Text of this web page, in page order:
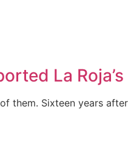
La
them. Sixteen years after